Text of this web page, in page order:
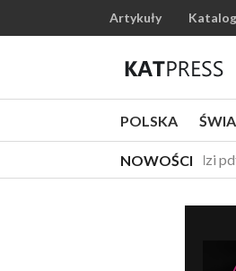
Artykuły
POLSKA
NOWOŚCI
Katalogi narzędzi pdf